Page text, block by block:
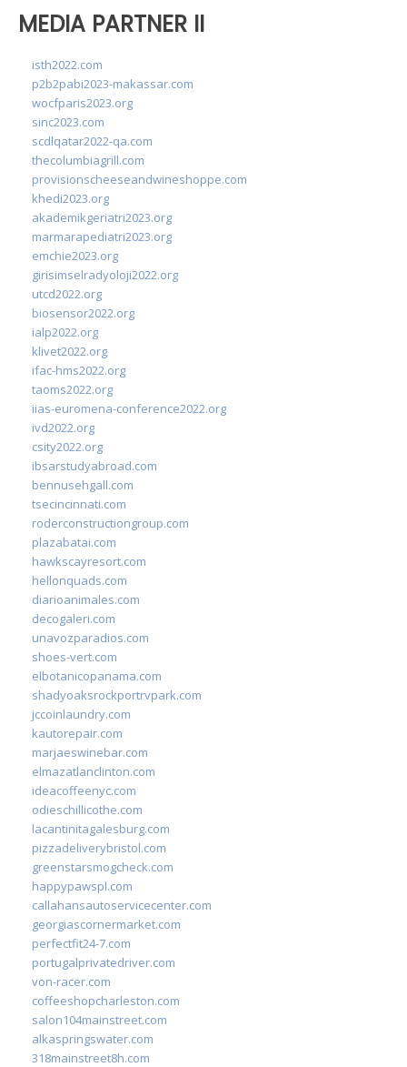
MEDIA PARTNER II
isth2022.com
p2b2pabi2023-makassar.com
wocfparis2023.org
sinc2023.com
scdlqatar2022-qa.com
thecolumbiagrill.com
provisionscheeseandwineshoppe.com
khedi2023.org
akademikgeriatri2023.org
marmarapediatri2023.org
emchie2023.org
girisimselradyoloji2022.org
utcd2022.org
biosensor2022.org
ialp2022.org
klivet2022.org
ifac-hms2022.org
taoms2022.org
iias-euromena-conference2022.org
ivd2022.org
csity2022.org
ibsarstudyabroad.com
bennusehgall.com
tsecincinnati.com
roderconstructiongroup.com
plazabatai.com
hawkscayresort.com
hellonquads.com
diarioanimales.com
decogaleri.com
unavozparadios.com
shoes-vert.com
elbotanicopanama.com
shadyoaksrockportrvpark.com
jccoinlaundry.com
kautorepair.com
marjaeswinebar.com
elmazatlanclinton.com
ideacoffeenyc.com
odieschillicothe.com
lacantinitagalesburg.com
pizzadeliverybristol.com
greenstarsmogcheck.com
happypawspl.com
callahansautoservicecenter.com
georgiascornermarket.com
perfectfit24-7.com
portugalprivatedriver.com
von-racer.com
coffeeshopcharleston.com
salon104mainstreet.com
alkaspringswater.com
318mainstreet8h.com